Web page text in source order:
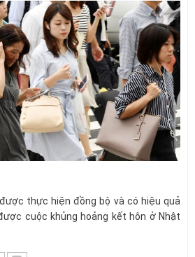
thực hiện đồng bộ và có hiệu quả
cuộc khủng hoảng kết hôn ở Nhật